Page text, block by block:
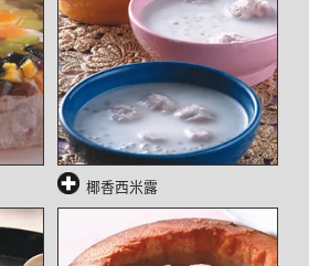
椰香西米露